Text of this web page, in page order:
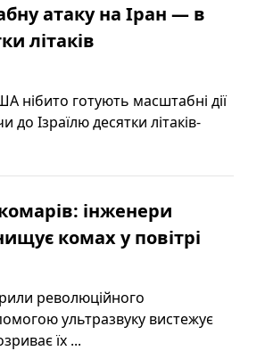
атаку на Іран — в
літаків
нібито готують масштабні дії
Ізраїлю десятки літаків-
інженери
комах у повітрі
революційного
ультразвуку вистежує
їх ...